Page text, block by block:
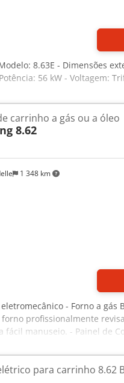
8.63E - Dimensões
56 kW - Voltagem:
1 348 km
carrinho a gás ou a óleo
8.62
- Forno a gás
profissionalmente
manuseio. - Painel de
Chedpfoyhqd Isx
panificadoras de grande
calor uniforme e eficiente.
para carrinho 8.62